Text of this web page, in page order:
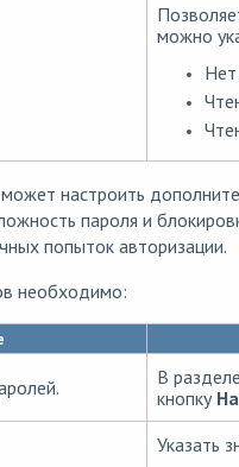
можно
настроить
пароля и
попыток авторизации.
необходимо:
В
кнопку
Указать